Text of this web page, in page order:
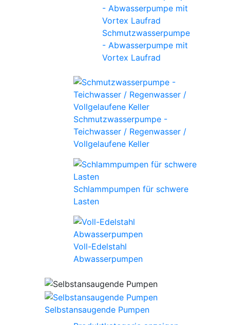
Schmutzwasserpumpe
- Abwasserpumpe mit
Vortex Laufrad
Schmutzwasserpumpe -
Teichwasser / Regenwasser /
Vollgelaufene Keller
Schlammpumpen für schwere
Lasten
Voll-Edelstahl
Abwasserpumpen
Selbstansaugende Pumpen